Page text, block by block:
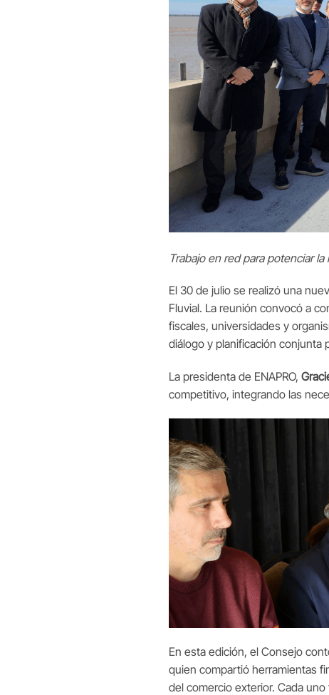
Trabajo en red para potenciar
El 30 de julio se realizó una
Fluvial. La reunión convocó a
fiscales, universidades y
diálogo y planificación conjunta
La presidenta de ENAPRO,
competitivo, integrando las
En esta edición, el Consejo
quien compartió herramientas
del comercio exterior. Cada